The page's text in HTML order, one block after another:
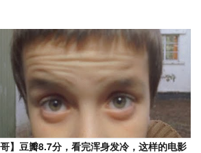
哥】豆瓣8.7分，看完浑身发冷，这样的电影